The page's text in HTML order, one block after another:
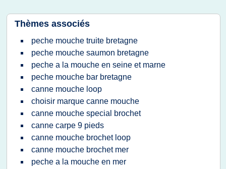
Thèmes associés
peche mouche truite bretagne
peche mouche saumon bretagne
peche a la mouche en seine et marne
peche mouche bar bretagne
canne mouche loop
choisir marque canne mouche
canne mouche special brochet
canne carpe 9 pieds
canne mouche brochet loop
canne mouche brochet mer
peche a la mouche en mer